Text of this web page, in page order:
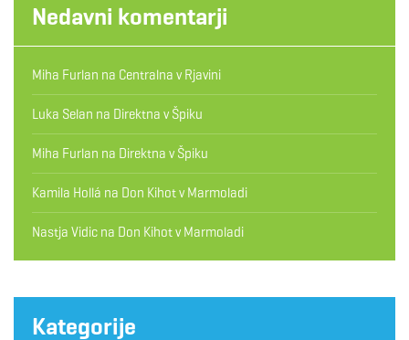
Nedavni komentarji
Miha Furlan na Centralna v Rjavini
Luka Selan na Direktna v Špiku
Miha Furlan na Direktna v Špiku
Kamila Hollá na Don Kihot v Marmoladi
Nastja Vidic na Don Kihot v Marmoladi
Kategorije